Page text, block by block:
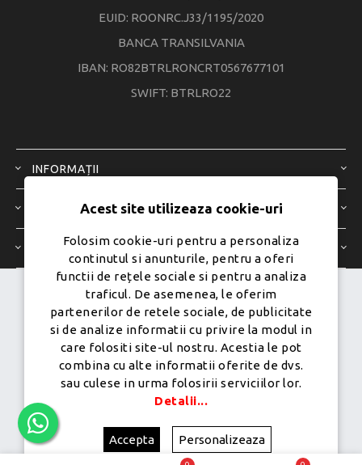
EUID: ROONRC.J33/1195/2020
BANCA TRANSILVANIA
IBAN: RO82BTRLRONCRT0567677101
SWIFT: BTRLRO22
INFORMAȚII
SERVICIU CLIENȚI
CONTUL MEU
Dezvoltat de
Ecom Digital -
Powered bynopCommerce
Copyright © 2026 PureMobile.Toate drepturile rezervate.
Acest site utilizeaza cookie-uri
Folosim cookie-uri pentru a personaliza
continutul si anunturile, pentru a oferi
functii de rețele sociale si pentru a analiza
traficul. De asemenea, le oferim
partenerilor de retele sociale, de publicitate
si de analize informatii cu privire la modul in
care folositi site-ul nostru. Acestia le pot
combina cu alte informatii oferite de dvs.
sau culese in urma folosirii serviciilor lor.
Detalii...
Accepta Personalizeaza